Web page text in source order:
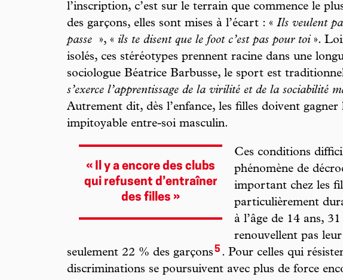
l’inscription, c’est sur le terrain que commence le
des garçons, elles sont mises à l’écart : « Ils veulent
passe », « ils te disent que le foot c’est pas pour toi ».
isolés, ces stéréotypes prennent racine dans une
sociologue Béatrice Barbusse, le sport est
s’exerce l’apprentissage de la virilité et de la sociabilité
Autrement dit, dès l’enfance, les filles doivent
impitoyable entre-soi masculin.
« Il y a encore des clubs
qui refusent d’entraîner
des filles »
Ces conditions
phénomène de
important chez les
particulièrement
à l’âge de 14 ans,
renouvellent pas
seulement 22 % des garçons5 . Pour celles qui
discriminations se poursuivent avec plus de force